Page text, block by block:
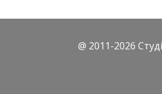
@ 2011-2026